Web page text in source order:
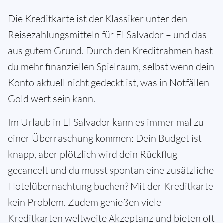
Die Kreditkarte ist der Klassiker unter den
Reisezahlungsmitteln für El Salvador – und das
aus gutem Grund. Durch den Kreditrahmen hast
du mehr finanziellen Spielraum, selbst wenn dein
Konto aktuell nicht gedeckt ist, was in Notfällen
Gold wert sein kann.
Im Urlaub in El Salvador kann es immer mal zu
einer Überraschung kommen: Dein Budget ist
knapp, aber plötzlich wird dein Rückflug
gecancelt und du musst spontan eine zusätzliche
Hotelübernachtung buchen? Mit der Kreditkarte
kein Problem. Zudem genießen viele
Kreditkarten weltweite Akzeptanz und bieten oft